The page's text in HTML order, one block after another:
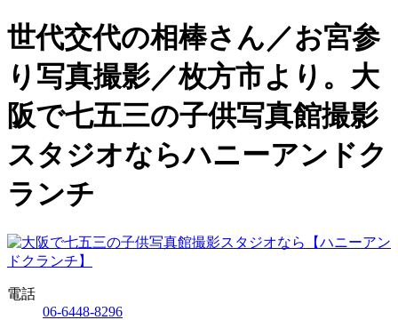
世代交代の相棒さん／お宮参
り写真撮影／枚方市より。大
阪で七五三の子供写真館撮影
スタジオならハニーアンドク
ランチ
電話
06-6448-8296